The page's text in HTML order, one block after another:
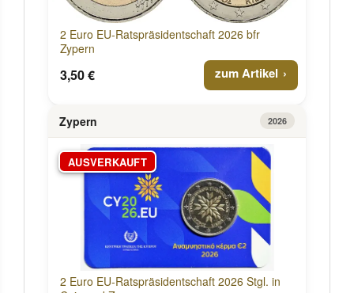
2 Euro EU-Ratspräsidentschaft 2026 bfr
Zypern
3,50 € zum Artikel
Zypern 2026
AUSVERKAUFT
2 Euro EU-Ratspräsidentschaft 2026 Stgl. in